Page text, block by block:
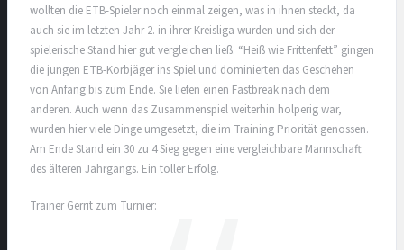
wollten die ETB-Spieler noch einmal zeigen, was in ihnen steckt, da
auch sie im letzten Jahr 2. in ihrer Kreisliga wurden und sich der
spielerische Stand hier gut vergleichen ließ. “Heiß wie Frittenfett” gingen
die jungen ETB-Korbjäger ins Spiel und dominierten das Geschehen
von Anfang bis zum Ende. Sie liefen einen Fastbreak nach dem
anderen. Auch wenn das Zusammenspiel weiterhin holperig war,
wurden hier viele Dinge umgesetzt, die im Training Priorität genossen.
Am Ende Stand ein 30 zu 4 Sieg gegen eine vergleichbare Mannschaft
des älteren Jahrgangs. Ein toller Erfolg.
Trainer Gerrit zum Turnier: